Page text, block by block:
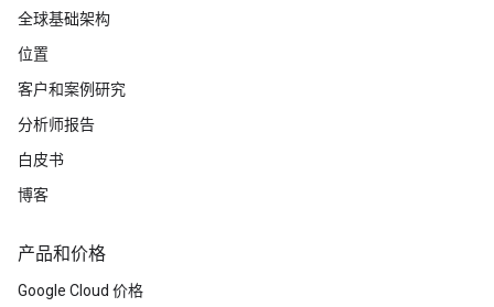
全球基础架构
位置
客户和案例研究
分析师报告
白皮书
博客
产品和价格
Google Cloud 价格